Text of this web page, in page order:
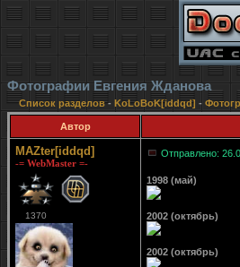
Фотографии Евгения Жданова
Список разделов- KoLoBoK[iddqd] -
Автор
MAZter[iddqd]
-= WebMaster =-
1370
Отправлено:
1998 (май)
2002 (октябрь)
2002 (октябрь)